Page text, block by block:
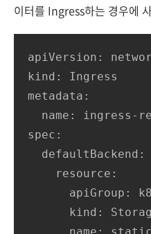
이터를 Ingress하는 경우에
apiVersion:
kind: Ingress
metadata:
spec: